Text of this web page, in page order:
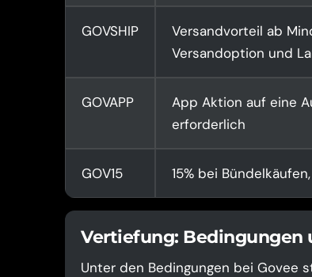
GOVSHIP
Versandvorteil ab
Versandoption und
GOVAPP
App Aktion auf eine
erforderlich
GOV15 15% bei
Vertiefung: Bedingungen
Unter den Bedingungen bei Govee